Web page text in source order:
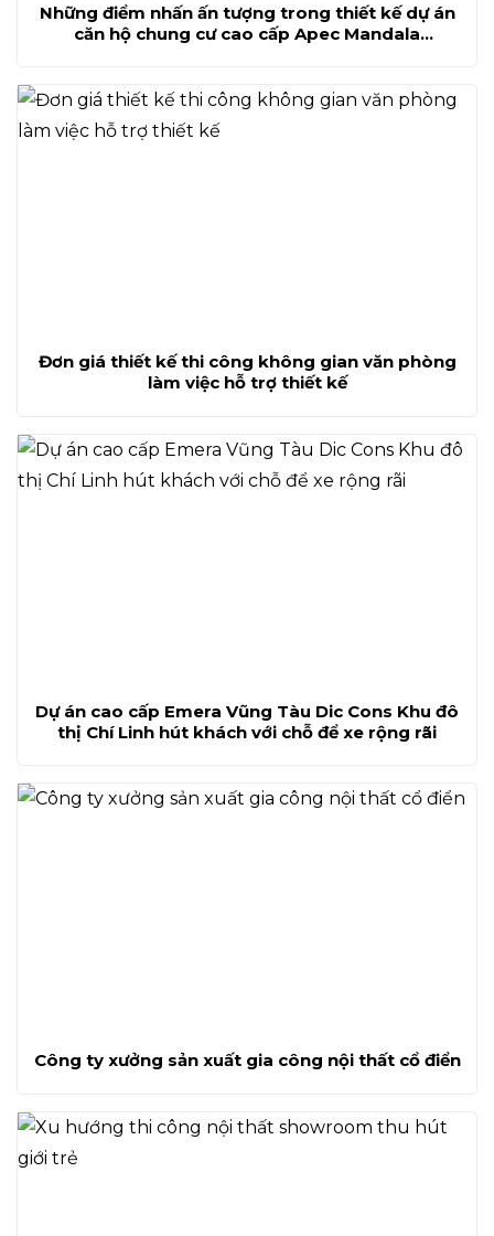
Những điểm nhấn ấn tượng trong thiết kế dự án
căn hộ chung cư cao cấp Apec Mandala
Đơn giá thiết kế thi công không gian văn phòng
làm việc hỗ trợ thiết kế
Dự án cao cấp Emera Vũng Tàu Dic Cons Khu đô
thị Chí Linh hút khách với chỗ để xe rộng rãi
Công ty xưởng sản xuất gia công nội thất cổ điển